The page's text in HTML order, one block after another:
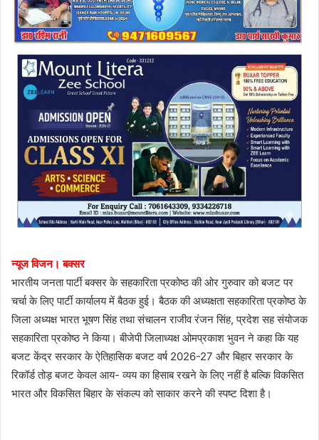
न्यूज विजन। बक्सर
भारतीय जनता पार्टी बक्सर के सहकारिता प्रकोष्ठ की ओर गुरुवार को बजट पर
चर्चा के लिए पार्टी कार्यालय में बैठक हुई। बैठक की अध्यक्षता सहकारिता प्रकोष्ठ के
जिला अध्यक्ष भारत भूषण सिंह तथा संचालन राजीव रंजन सिंह, प्रदेश सह संयोजक
सहकारिता प्रकोष्ठ ने किया। बीजेपी जिलाध्यक्ष ओमप्रकाश भुवन ने कहा कि यह
बजट केंद्र सरकार के ऐतिहासिक बजट वर्ष 2026-27 और बिहार सरकार के
रिकॉर्ड तोड़ बजट केवल आय- व्यय का हिसाब रखने के लिए नहीं है बल्कि विकसित
भारत और विकसित बिहार के संकल्प को साकार करने की स्पष्ट दिशा है।